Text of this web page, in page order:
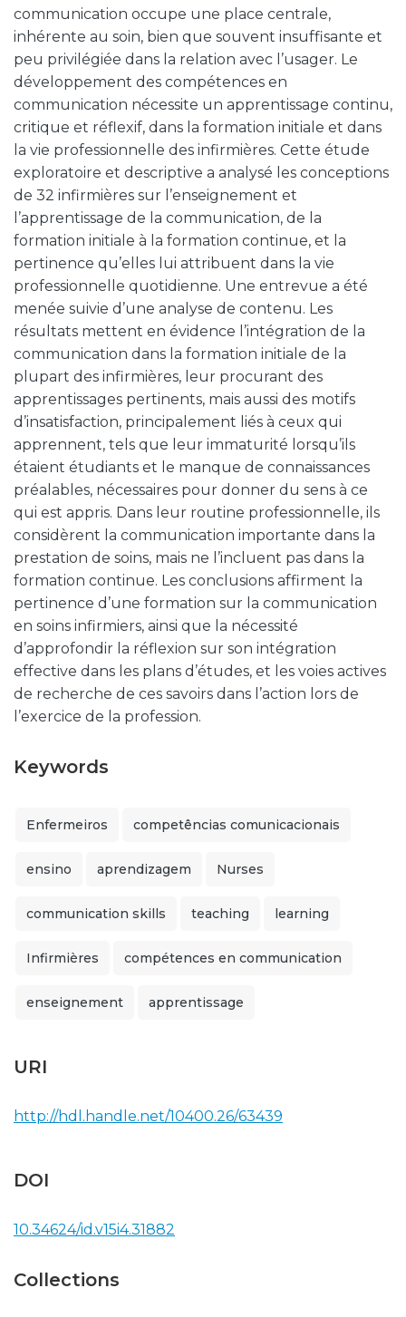
communication occupe une place centrale,
inhérente au soin, bien que souvent insuffisante et
peu privilégiée dans la relation avec l’usager. Le
développement des compétences en
communication nécessite un apprentissage continu,
critique et réflexif, dans la formation initiale et dans
la vie professionnelle des infirmières. Cette étude
exploratoire et descriptive a analysé les conceptions
de 32 infirmières sur l’enseignement et
l’apprentissage de la communication, de la
formation initiale à la formation continue, et la
pertinence qu’elles lui attribuent dans la vie
professionnelle quotidienne. Une entrevue a été
menée suivie d’une analyse de contenu. Les
résultats mettent en évidence l’intégration de la
communication dans la formation initiale de la
plupart des infirmières, leur procurant des
apprentissages pertinents, mais aussi des motifs
d’insatisfaction, principalement liés à ceux qui
apprennent, tels que leur immaturité lorsqu’ils
étaient étudiants et le manque de connaissances
préalables, nécessaires pour donner du sens à ce
qui est appris. Dans leur routine professionnelle, ils
considèrent la communication importante dans la
prestation de soins, mais ne l’incluent pas dans la
formation continue. Les conclusions affirment la
pertinence d’une formation sur la communication
en soins infirmiers, ainsi que la nécessité
d’approfondir la réflexion sur son intégration
effective dans les plans d’études, et les voies actives
de recherche de ces savoirs dans l’action lors de
l’exercice de la profession.
Keywords
Enfermeiros competências comunicacionais
ensino aprendizagem Nurses
communication skills teaching learning
Infirmières compétences en communication
enseignement apprentissage
URI
http://hdl.handle.net/10400.26/63439
DOI
10.34624/id.v15i4.31882
Collections